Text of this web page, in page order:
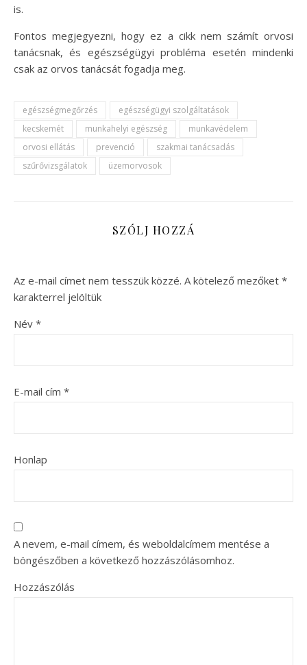
is.
Fontos megjegyezni, hogy ez a cikk nem számít orvosi
tanácsnak, és egészségügyi probléma esetén mindenki
csak az orvos tanácsát fogadja meg.
egészségmegőrzés
egészségügyi szolgáltatások
kecskemét
munkahelyi egészség
munkavédelem
orvosi ellátás
prevenció
szakmai tanácsadás
szűrővizsgálatok
üzemorvosok
SZÓLJ HOZZÁ
Az e-mail címet nem tesszük közzé. A kötelező mezőket *
karakterrel jelöltük
Név *
E-mail cím *
Honlap
A nevem, e-mail címem, és weboldalcímem mentése a
böngészőben a következő hozzászólásomhoz.
Hozzászólás